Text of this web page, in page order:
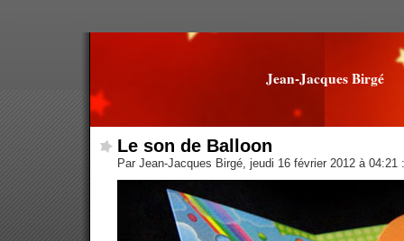
Jean-Jacques Birgé
Le son de Balloon
Par Jean-Jacques Birgé, jeudi 16 février 2012 à 04:21